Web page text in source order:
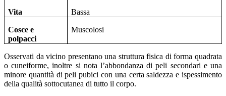
Vita Bassa
Cosce e
polpacci
Muscolosi
Osservati da vicino presentano una struttura fisica di forma quadrata
o cuneiforme, inoltre si nota l’abbondanza di peli secondari e una
minore quantità di peli pubici con una certa saldezza e ispessimento
della qualità sottocutanea di tutto il corpo.